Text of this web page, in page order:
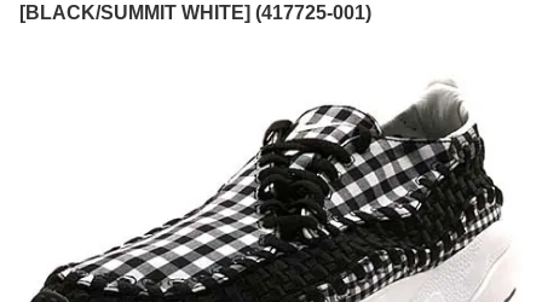
[BLACK/SUMMIT WHITE] (417725-001)